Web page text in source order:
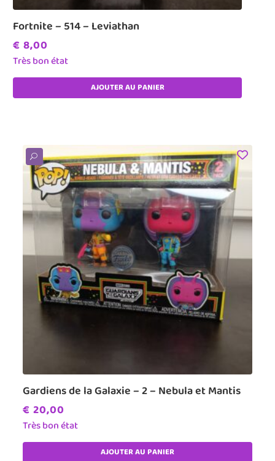
Fortnite – 514 – Leviathan
€ 8,00
Très bon état
AJOUTER AU PANIER
Gardiens de la Galaxie – 2 – Nebula et Mantis
€ 20,00
Très bon état
U
AJOUTER AU PANIER